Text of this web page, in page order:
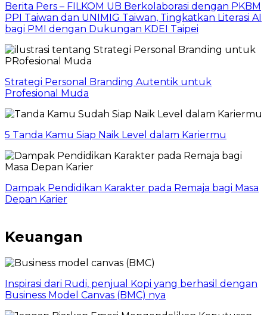
Berita Pers – FILKOM UB Berkolaborasi dengan PKBM
PPI Taiwan dan UNIMIG Taiwan, Tingkatkan Literasi AI
bagi PMI dengan Dukungan KDEI Taipei
Strategi Personal Branding Autentik untuk
Profesional Muda
5 Tanda Kamu Siap Naik Level dalam Kariermu
Dampak Pendidikan Karakter pada Remaja bagi Masa
Depan Karier
Keuangan
Inspirasi dari Rudi, penjual Kopi yang berhasil dengan
Business Model Canvas (BMC) nya